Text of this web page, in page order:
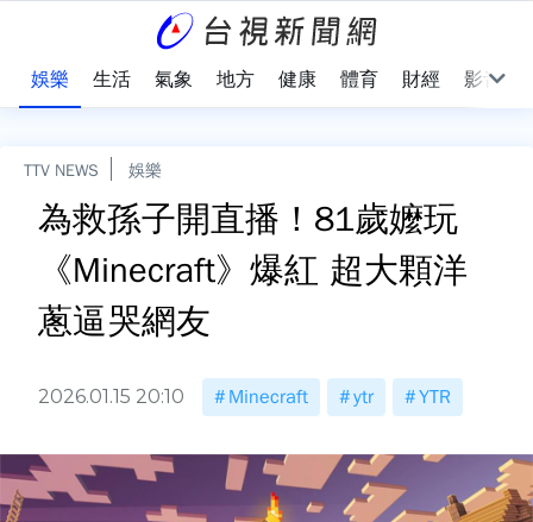
娛樂 生活 氣象 地方 健康 體育 財經 影音
TTV NEWS 娛樂
為救孫子開直播！81歲嬤玩
《Minecraft》爆紅 超大顆洋
蔥逼哭網友
2026.01.15 20:10 Minecraft ytr YTR